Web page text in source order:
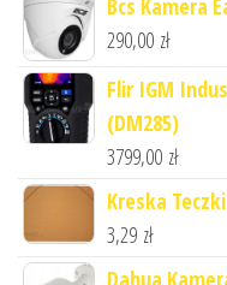
Bcs Kamera
290,00 zł
Flir IGM
(DM285)
3799,00 zł
Kreska
3,29 zł
Dahua